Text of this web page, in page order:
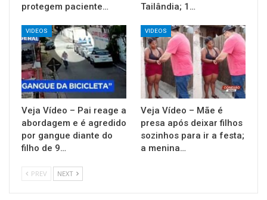
protegem paciente…
Tailândia; 1…
VIDEOS
Veja Vídeo – Pai reage a
abordagem e é agredido
por gangue diante do
filho de 9…
VIDEOS
Veja Vídeo – Mãe é
presa após deixar filhos
sozinhos para ir a festa;
a menina…
PREV NEXT